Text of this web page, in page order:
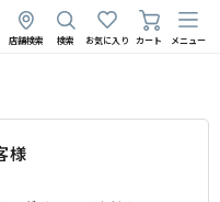
店舗検索 検索 お気に入り カート メニュー
様